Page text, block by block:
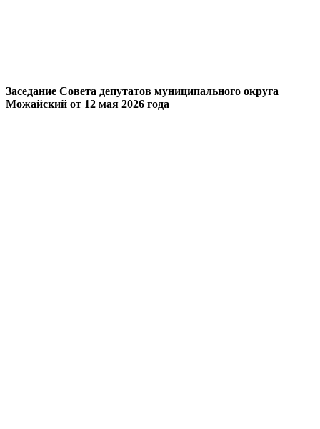
Заседание Совета депутатов муниципального округа
Можайский от 12 мая 2026 года